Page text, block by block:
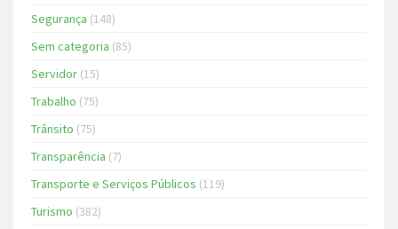
Segurança (148)
Sem categoria (85)
Servidor (15)
Trabalho (75)
Trânsito (75)
Transparência (7)
Transporte e Serviços Públicos (119)
Turismo (382)